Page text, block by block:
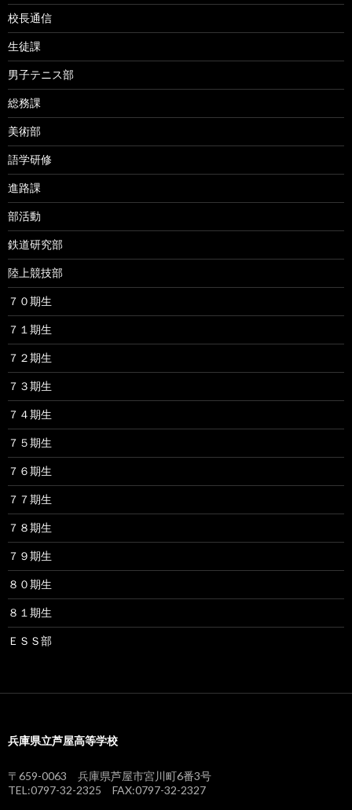
校長通信
生徒課
男子テニス部
総務課
美術部
語学研修
進路課
部活動
鉄道研究部
陸上競技部
７０期生
７１期生
７２期生
７３期生
７４期生
７５期生
７６期生
７７期生
７８期生
７９期生
８０期生
８１期生
ＥＳＳ部
兵庫県立芦屋高等学校
〒659-0063 兵庫県芦屋市宮川町6番3号
TEL:0797-32-2325 FAX:0797-32-2327